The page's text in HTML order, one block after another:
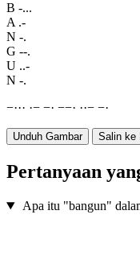
B -...
A .-
N -.
G --.
U ..-
N -.
−··· ·− −· −−· ··− −·
Unduh Gambar Salin ke
Pertanyaan
Apa itu "bangun"